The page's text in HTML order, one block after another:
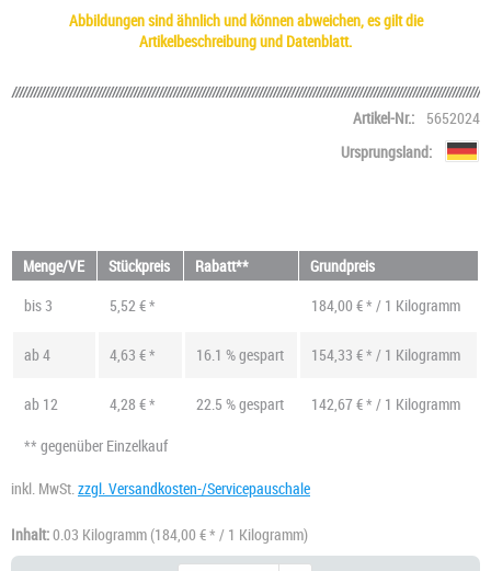
Abbildungen sind ähnlich und können abweichen, es gilt die
Artikelbeschreibung und Datenblatt.
Artikel-Nr.:
5652024
Ursprungsland:
Menge/VE Stückpreis Rabatt**
Grundpreis
bis 3 5,52 € * 184,00 € * / 1 Kilogramm
ab4 4,63 € * 16.1 % gespart 154,33 € * / 1 Kilogramm
ab 12 4,28 € * 22.5 % gespart
142,67 € * / 1 Kilogramm
** gegenüber Einzelkauf
inkl. MwSt. zzgl. Versandkosten-/Servicepauschale
Inhalt:0.03 Kilogramm (184,00 € * / 1 Kilogramm)